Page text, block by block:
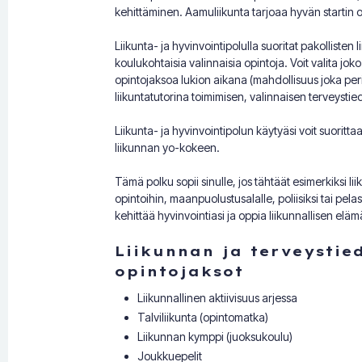
kehittäminen. Aamuliikunta tarjoaa hyvän startin
Liikunta- ja hyvinvointipolulla suoritat pakollisten
koulukohtaisia valinnaisia opintoja. Voit valita
opintojaksoa lukion aikana (mahdollisuus joka
liikuntatutorina toimimisen, valinnaisen
Liikunta- ja hyvinvointipolun käytyäsi voit
liikunnan yo-kokeen.
Tämä polku sopii sinulle, jos tähtäät esimerkiksi
opintoihin, maanpuolustusalalle, poliisiksi tai
kehittää hyvinvointiasi ja oppia liikunnallisen
Liikunnan ja
opintojaksot
Liikunnallinen aktiivisuus arjessa
Talviliikunta (opintomatka)
Liikunnan kymppi (juoksukoulu)
Joukkuepelit